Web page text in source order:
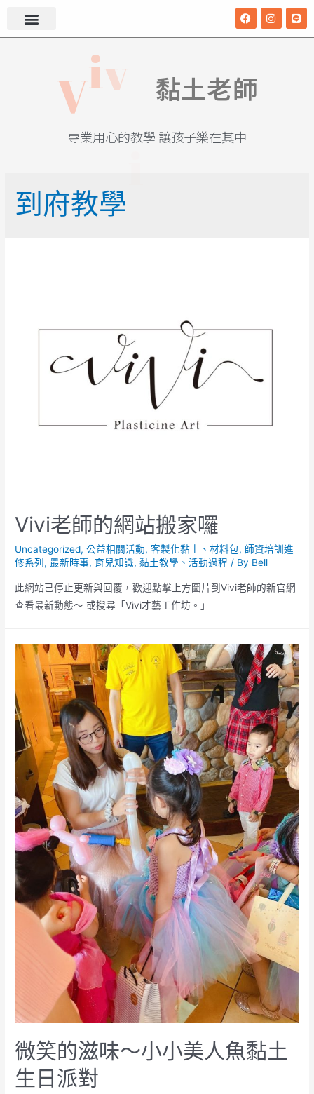
Viv 黏土老師
專業用心的教學 讓孩子樂在其中
到府教學
Vivi老師的網站搬家囉
Uncategorized,公益相關活動,客製化黏土、材料包, 師資培訓進
修系列 ,最新時事,育兒知識,黏土教學、活動過程 / By Bell
此網站已停止更新與回覆，歡迎點擊上方圖片到Vivi老師的新官網
查看最新動態～ 或搜尋「Vivi才藝工作坊。」
微笑的滋味～小小美人魚黏土
生日派對